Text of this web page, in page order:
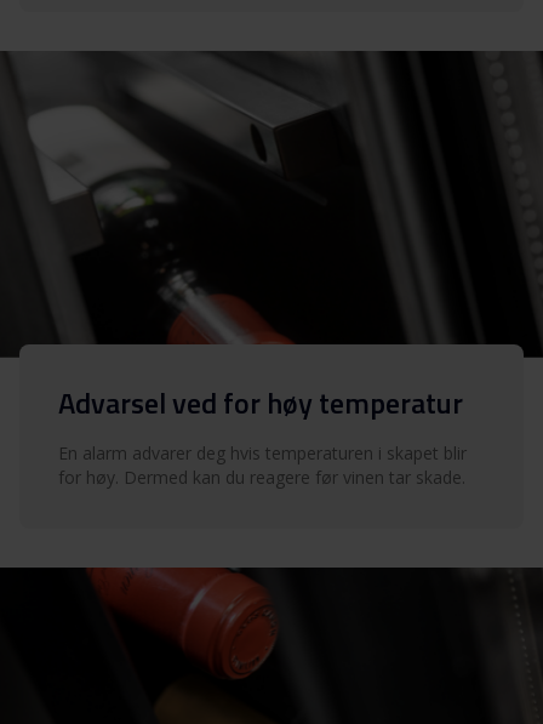
Advarsel ved for høy temperatur
En alarm advarer deg hvis temperaturen i skapet blir
for høy. Dermed kan du reagere før vinen tar skade.